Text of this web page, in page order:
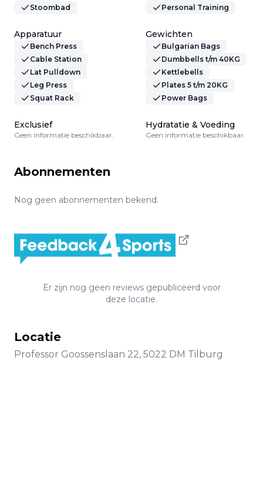
Stoombad
Personal Training
Apparatuur
Bench Press
Cable Station
Lat Pulldown
Leg Press
Squat Rack
Gewichten
Bulgarian Bags
Dumbbells t/m 40KG
Kettlebells
Plates 5 t/m 20KG
Power Bags
Exclusief
Geen informatie beschikbaar.
Hydratatie & Voeding
Geen informatie beschikbaar.
Abonnementen
Nog geen abonnementen bekend.
Er zijn nog geen reviews gepubliceerd voor
deze locatie.
Locatie
Professor Goossenslaan 22, 5022 DM Tilburg